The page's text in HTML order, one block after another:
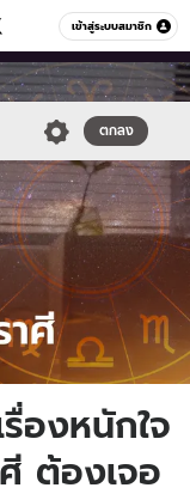
เข้าสู่ระบบสมาชิก
หมวดอื่นๆ
ตกลง
องหนักใจ
ต้องเจอ